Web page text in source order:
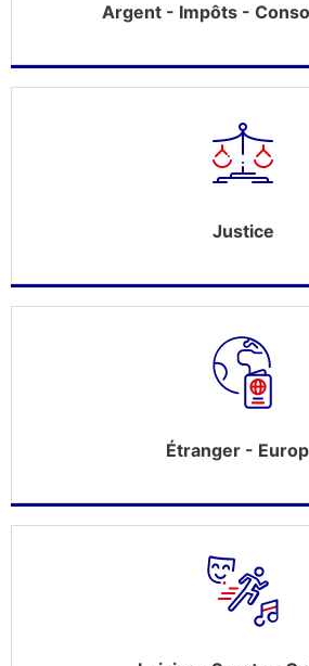
Argent - Impôts -
Justice
Étranger -